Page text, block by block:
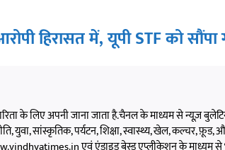
हिरासत में, यूपी STF को सौंपा
के लिए अपनी जाना जाता है.चैनल के माध्यम से न्यूज़
युवा, सांस्कृतिक, पर्यटन, शिक्षा, स्वास्थ्य, खेल, कल्चर, फ़ूड,